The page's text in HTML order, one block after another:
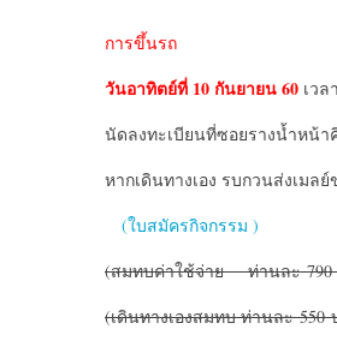
การขึ้นรถ
วันอาทิตย์ที่ 10 กันยายน 60 เว
นัดลงทะเบียนที่ซอยรางน้ำหน้า
หากเดินทางเอง รบกวนส่งเมล
(ใบสมัครกิจกรรม )
(สมทบค่าใช้จ่าย ท่านละ 790
(เดินทางเองสมทบ ท่านละ